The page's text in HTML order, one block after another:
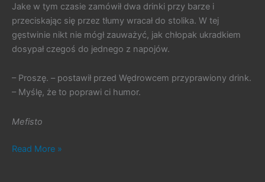
Jake w tym czasie zamówił dwa drinki przy barze i
przeciskając się przez tłumy wracał do stolika. W tej
gęstwinie nikt nie mógł zauważyć, jak chłopak ukradkiem
dosypał czegoś do jednego z napojów.
– Proszę. – postawił przed Wędrowcem przyprawiony drink.
– Myślę, że to poprawi ci humor.
Mefisto
#286.
Read More »